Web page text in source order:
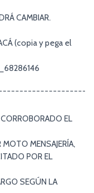
CAMBIAR.
(copia y pega el
EL
MENSAJERÍA,
POR EL
SEGÚN LA